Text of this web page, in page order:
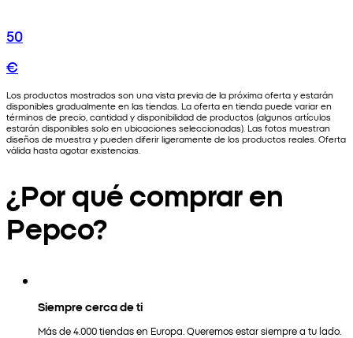
50
€
Los productos mostrados son una vista previa de la próxima oferta y estarán
disponibles gradualmente en las tiendas. La oferta en tienda puede variar en
términos de precio, cantidad y disponibilidad de productos (algunos artículos
estarán disponibles solo en ubicaciones seleccionadas). Las fotos muestran
diseños de muestra y pueden diferir ligeramente de los productos reales. Oferta
válida hasta agotar existencias.
¿Por qué comprar en
Pepco?
Siempre cerca de ti
Más de 4.000 tiendas en Europa. Queremos estar siempre a tu lado.